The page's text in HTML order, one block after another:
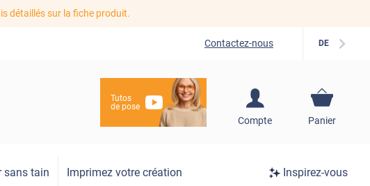
détaillés sur la fiche produit.
Contactez-nous DE
Tutos
de pose
Compte
S'inscrire / Se
Panier
sans tain Imprimez votre création Inspirez-vous